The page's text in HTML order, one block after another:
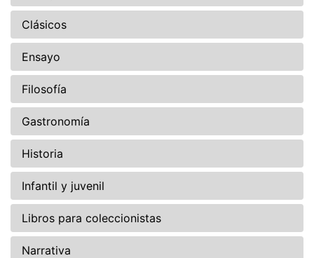
Clásicos
Ensayo
Filosofía
Gastronomía
Historia
Infantil y juvenil
Libros para coleccionistas
Narrativa